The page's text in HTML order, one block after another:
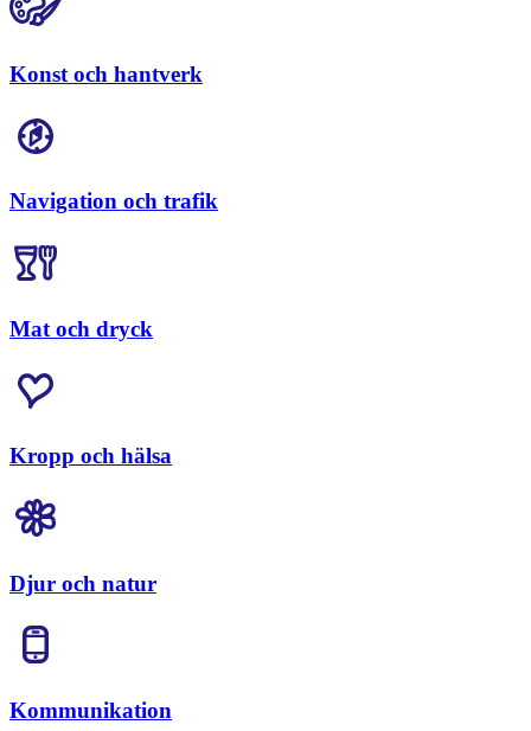
Konst och hantverk
Navigation och trafik
Mat och dryck
Kropp och hälsa
Djur och natur
Kommunikation